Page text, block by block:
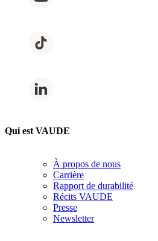
Qui est VAUDE
À propos de nous
Carrière
Rapport de durabilité
Récits VAUDE
Presse
Newsletter